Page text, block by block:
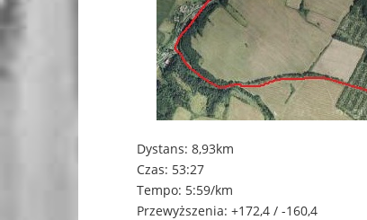
Dystans: 8,93km
Czas: 53:27
Tempo: 5:59/km
Przewyższenia: +172,4 / -160,4